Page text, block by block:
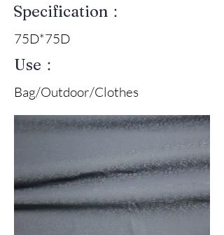
Specification：
75D*75D
Use：
Bag/Outdoor/Clothes